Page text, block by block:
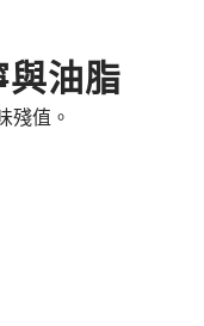
油脂
殘值。